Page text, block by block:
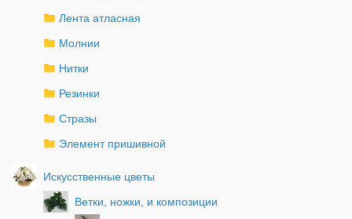
Лента атласная
Молнии
Нитки
Резинки
Стразы
Элемент пришивной
Искусственные цветы
Ветки, ножки, и композиции